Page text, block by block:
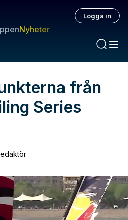
Nyheter
Logga in
från
Series